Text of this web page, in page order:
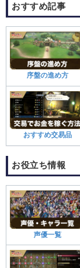
おすすめ記事
序盤の進め方
おすすめ交易品
お役立ち情報
声優一覧